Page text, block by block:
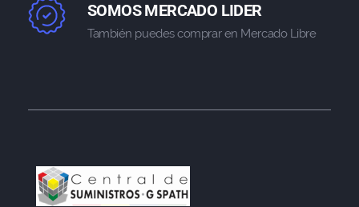
SOMOS MERCADO LIDER
También puedes comprar en Mercado Libre